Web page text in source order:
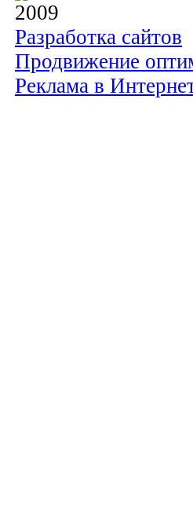
2009
Разработка сайтов
Продвижение
Реклама в